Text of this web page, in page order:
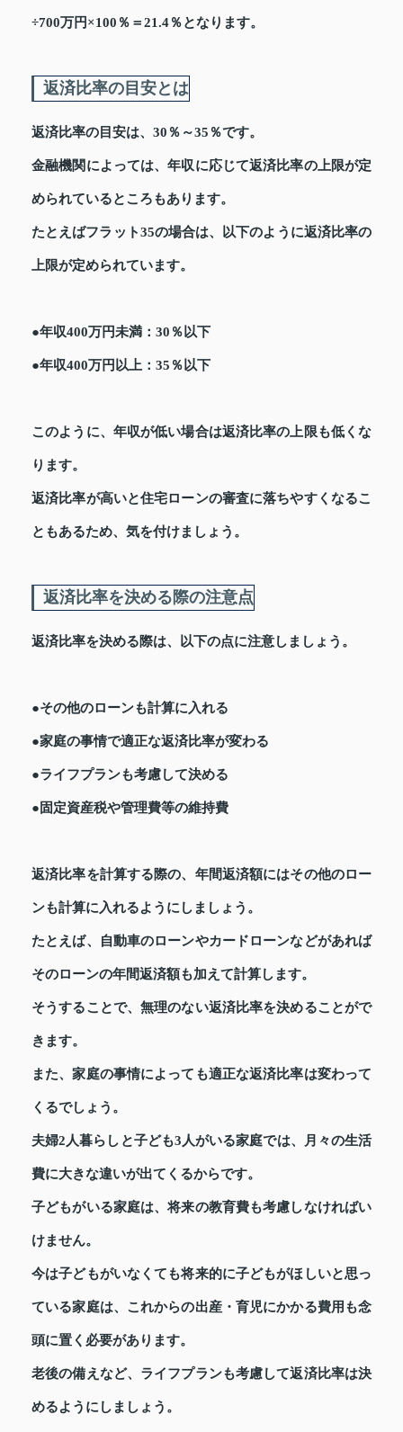
÷700万円×100％＝21.4％となります。
返済比率の目安とは
返済比率の目安は、30％～35％です。
金融機関によっては、年収に応じて返済比率の上限が定
められているところもあります。
たとえばフラット35の場合は、以下のように返済比率の
上限が定められています。
●年収400万円未満：30％以下
●年収400万円以上：35％以下
このように、年収が低い場合は返済比率の上限も低くな
ります。
返済比率が高いと住宅ローンの審査に落ちやすくなるこ
ともあるため、気を付けましょう。
返済比率を決める際の注意点
返済比率を決める際は、以下の点に注意しましょう。
●その他のローンも計算に入れる
●家庭の事情で適正な返済比率が変わる
●ライフプランも考慮して決める
●固定資産税や管理費等の維持費
返済比率を計算する際の、年間返済額にはその他のロー
ンも計算に入れるようにしましょう。
たとえば、自動車のローンやカードローンなどがあれば
そのローンの年間返済額も加えて計算します。
そうすることで、無理のない返済比率を決めることがで
きます。
また、家庭の事情によっても適正な返済比率は変わって
くるでしょう。
夫婦2人暮らしと子ども3人がいる家庭では、月々の生活
費に大きな違いが出てくるからです。
子どもがいる家庭は、将来の教育費も考慮しなければい
けません。
今は子どもがいなくても将来的に子どもがほしいと思っ
ている家庭は、これからの出産・育児にかかる費用も念
頭に置く必要があります。
老後の備えなど、ライフプランも考慮して返済比率は決
めるようにしましょう。